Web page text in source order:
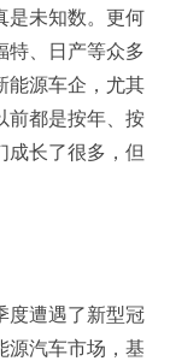
是未知数。更何
特、日产等众多
能源车企，尤其
前都是按年、按
成长了很多，但
度遭遇了新型冠
源汽车市场，基